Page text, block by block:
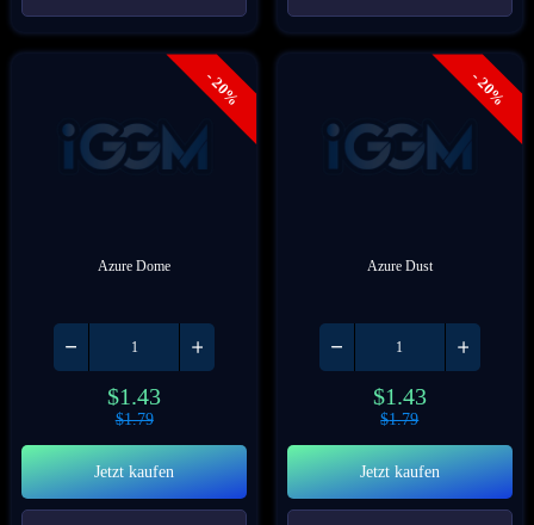
- 20%
Azure Dome
$1.43
$1.79
Jetzt kaufen
- 20%
Azure Dust
$1.43
$1.79
Jetzt kaufen